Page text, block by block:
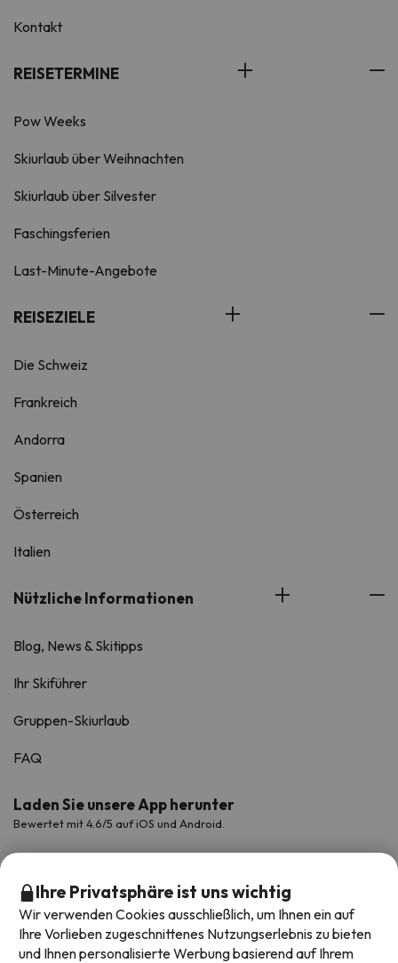
Kontakt
REISETERMINE
Pow Weeks
Skiurlaub über Weihnachten
Skiurlaub über Silvester
Faschingsferien
Last-Minute-Angebote
REISEZIELE
Die Schweiz
Frankreich
Andorra
Spanien
Österreich
Italien
Nützliche Informationen
Blog, News & Skitipps
Ihr Skiführer
Gruppen-Skiurlaub
FAQ
Laden Sie unsere App herunter
Bewertet mit 4.6/5 auf iOS und Android.
Ihre Privatsphäre ist uns wichtig
Wir verwenden Cookies ausschließlich, um Ihnen ein auf
Ihre Vorlieben zugeschnittenes Nutzungserlebnis zu bieten
und Ihnen personalisierte Werbung basierend auf Ihrem